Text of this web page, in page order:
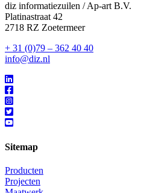
diz informatiezuilen / Ap-art B.V.
Platinastraat 42
2718 RZ Zoetermeer
+ 31 (0)79 – 362 40 40
info@diz.nl
Sitemap
Producten
Projecten